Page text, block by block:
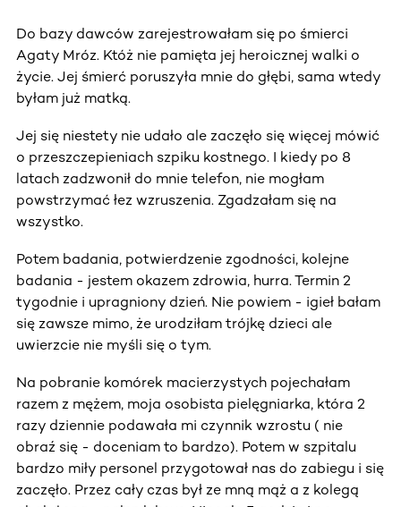
Do bazy dawców zarejestrowałam się po śmierci
Agaty Mróz. Któż nie pamięta jej heroicznej walki o
życie. Jej śmierć poruszyła mnie do głębi, sama wtedy
byłam już matką.
Jej się niestety nie udało ale zaczęło się więcej mówić
o przeszczepieniach szpiku kostnego. I kiedy po 8
latach zadzwonił do mnie telefon, nie mogłam
powstrzymać łez wzruszenia. Zgadzałam się na
wszystko.
Potem badania, potwierdzenie zgodności, kolejne
badania - jestem okazem zdrowia, hurra. Termin 2
tygodnie i upragniony dzień. Nie powiem - igieł bałam
się zawsze mimo, że urodziłam trójkę dzieci ale
uwierzcie nie myśli się o tym.
Na pobranie komórek macierzystych pojechałam
razem z mężem, moja osobista pielęgniarka, która 2
razy dziennie podawała mi czynnik wzrostu ( nie
obraź się - doceniam to bardzo). Potem w szpitalu
bardzo miły personel przygotował nas do zabiegu i się
zaczęło. Przez cały czas był ze mną mąż a z kolegą